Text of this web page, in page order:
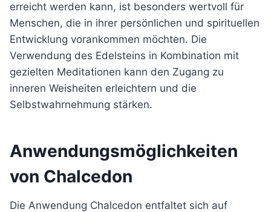
erreicht werden kann, ist besonders wertvoll für
Menschen, die in ihrer persönlichen und spirituellen
Entwicklung vorankommen möchten. Die
Verwendung des Edelsteins in Kombination mit
gezielten Meditationen kann den Zugang zu
inneren Weisheiten erleichtern und die
Selbstwahrnehmung stärken.
Anwendungsmöglichkeiten
von Chalcedon
Die Anwendung Chalcedon entfaltet sich auf